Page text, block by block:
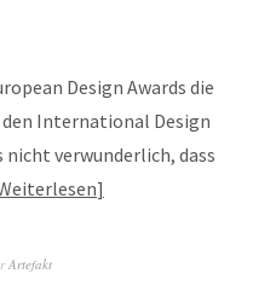
Design Awards die
den International Design
verwunderlich, dass
Artefakt